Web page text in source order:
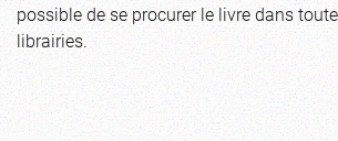
possible de se procurer le livre dans
librairies.